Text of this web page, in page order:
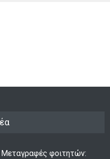
Μεταγραφές φοιτητών: